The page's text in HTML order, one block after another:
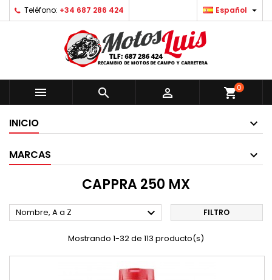
Teléfono: +34 687 286 424 Español 
   shopping_cart0
INICIO
MARCAS
CAPPRA 250 MX
Nombre, A a Z  FILTRO
Mostrando 1-32 de 113 producto(s)